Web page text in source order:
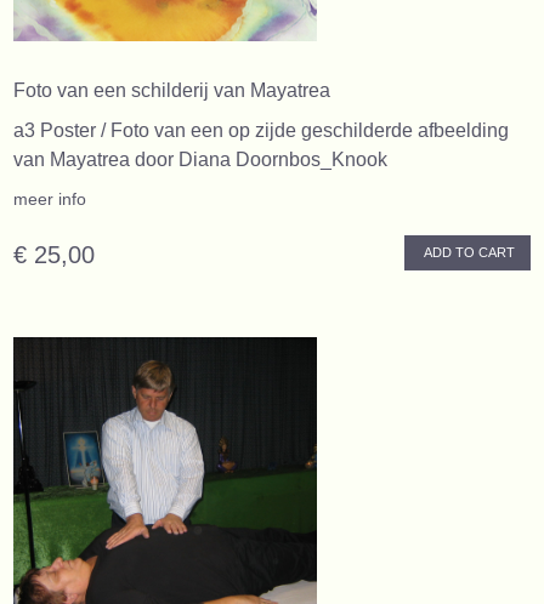
Foto van een schilderij van Mayatrea
a3 Poster / Foto van een op zijde geschilderde afbeelding
van Mayatrea door Diana Doornbos_Knook
meer info
€ 25,00 ADD TO CART